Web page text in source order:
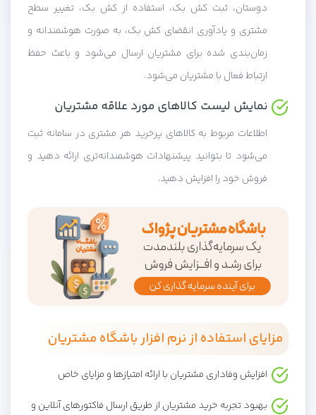
دوستان، ثبت کش بک، استفاده از کش بک، تغییر سطح
مشتری و یادآوری انقضای کش بک، به صورت هوشمندانه و
زمان‌بندی شده برای مشتریان ارسال می‌شود و باعث حفظ
ارتباط فعال با مشتریان می‌شود.
نمایش لیست کالاهای مورد علاقه مشتریان
اطلاعات مربوط به کالاهای پرخرید هر مشتری در سامانه ثبت
می‌شود تا بتوانید پیشنهادات هوشمندانه‌تری ارائه دهید و
فروش خود را افزایش دهید.
مزایای استفاده از نرم افزار باشگاه مشتریان
افزایش وفاداری مشتریان با ارائه امتیازها و مزایای خاص
بهبود تجربه خرید مشتریان از طریق ارسال فاکتورهای آنلاین و